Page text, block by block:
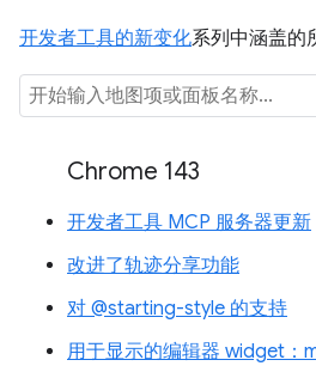
开发者工具的新变化系列中涵盖的
Chrome 143
开发者工具 MCP 服务器更新
改进了轨迹分享功能
对 @starting-style 的支持
用于显示的编辑器 widget：